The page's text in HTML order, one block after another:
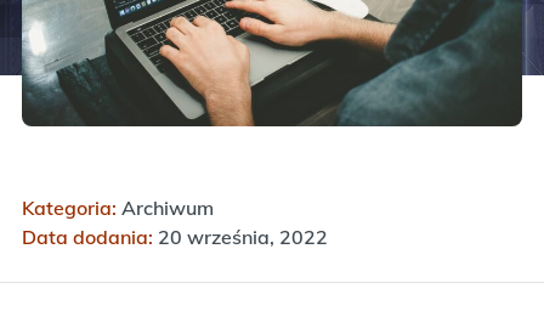
Kategoria: Archiwum
Data dodania: 20 września, 2022